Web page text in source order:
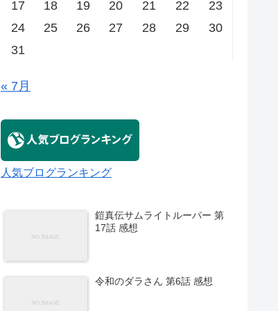
17 18 19 20 21 22
23
24
25 26 27 28 29
30
31
« 7月
人気ブログランキング
鎧真伝サムライトルーパー 第
17話 感想
令和のダラさん 第6話 感想